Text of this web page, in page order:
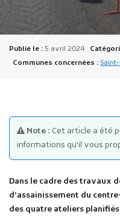
Marchés
Projets
Plans d'accès
Publié le : 5 avril 2024
Communes concernées :
Note : Cet article a été
informations qu'il vous
Dans le cadre des travaux
d’assainissement du
des quatre ateliers